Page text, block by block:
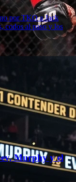
por TKO a Jack
codos al paso y los
Murphy y el